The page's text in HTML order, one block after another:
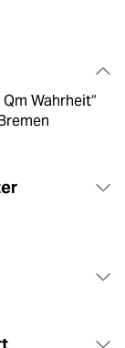
Wahrheit“